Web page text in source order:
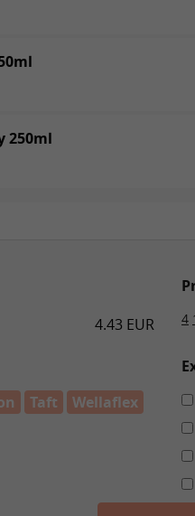
250ml
4.43 EUR 4
Taft
Wellaflex